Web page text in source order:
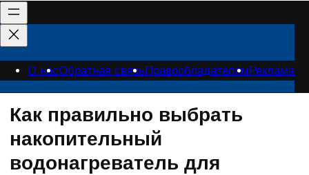
О насОбратная связьПравообладателямРеклама
Как правильно выбрать
накопительный
водонагреватель для